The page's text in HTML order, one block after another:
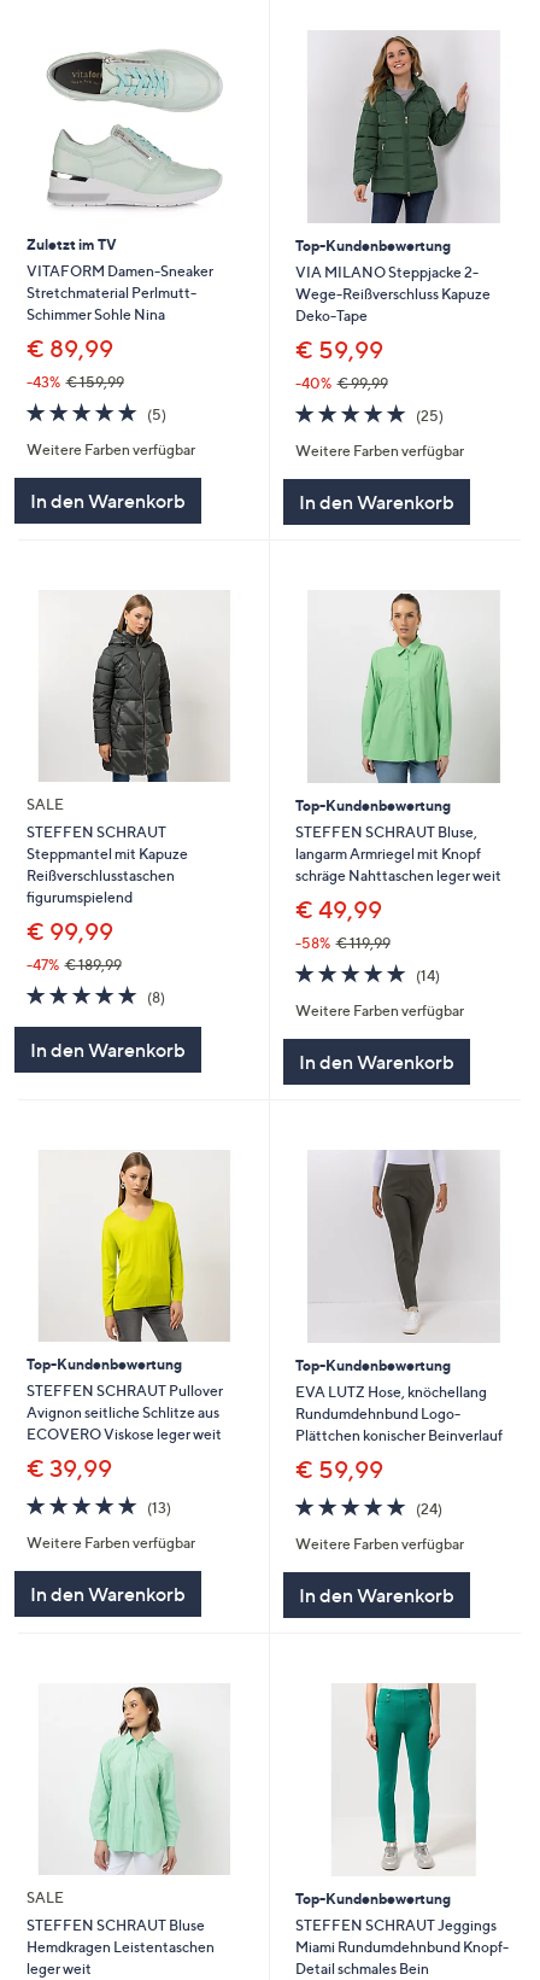
Zuletzt im TV
VITAFORM Damen-Sneaker
Stretchmaterial Perlmutt-
Schimmer Sohle Nina
€ 89,99
-43% € 159,99
4.8
von
5
(5)5
Weitere Farben verfügbar
In den Warenkorb
Top-Kundenbewertung
VIA MILANO Steppjacke 2-
Wege-Reißverschluss Kapuze
Deko-Tape
€ 59,99
-40% € 99,99
4.8
von
5
(25)25
Weitere Farben verfügbar
In den Warenkorb
SALE
STEFFEN SCHRAUT
Steppmantel mit Kapuze
Reißverschlusstaschen
figurumspielend
€ 99,99
-47% € 189,99
4.8
von
(8)8
In den Warenkorb
Top-Kundenbewertung
STEFFEN SCHRAUT Bluse,
langarm Armriegel mit Knopf
schräge Nahttaschen leger weit
€ 49,99
-58% € 119,99
4.7
von
5
(14)14
Weitere Farben verfügbar
In den Warenkorb
Top-Kundenbewertung
STEFFEN SCHRAUT Pullover
Avignon seitliche Schlitze aus
ECOVERO Viskose leger weit
€ 39,99
4.7
von
5
(13)13
Weitere Farben verfügbar
In den Warenkorb
Top-Kundenbewertung
EVA LUTZ Hose, knöchellang
Rundumdehnbund Logo-
Plättchen konischer Beinverlauf
€ 59,99
4.7
von
5
(24)24
Weitere Farben verfügbar
In den Warenkorb
SALE
STEFFEN SCHRAUT Bluse
Hemdkragen Leistentaschen
leger weit
Top-Kundenbewertung
STEFFEN SCHRAUT Jeggings
Miami Rundumdehnbund Knopf-
Detail schmales Bein